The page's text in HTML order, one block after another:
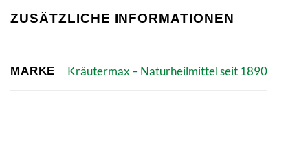
ZUSÄTZLICHE INFORMATIONEN
MARKE Kräutermax – Naturheilmittel seit 1890